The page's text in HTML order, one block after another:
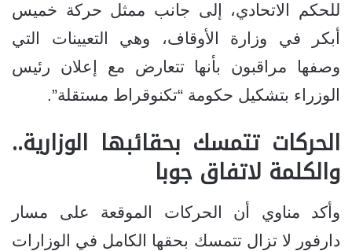
للحكم الاتحادي، إلى جانب ممثل حركة خميس
أبكر في وزارة الأوقاف، وهي التعيينات التي
وصفها مراقبون بأنها تتعارض مع إعلان رئيس
الوزراء بتشكيل حكومة “تكنوقراط مستقلة”.
الحركات تتمسك بحقائبها الوزارية..
والكلمة لاتفاق جوبا
وأكد مناوي أن الحركات الموقعة على مسار
دارفور لا تزال تتمسك بحقها الكامل في الوزارات